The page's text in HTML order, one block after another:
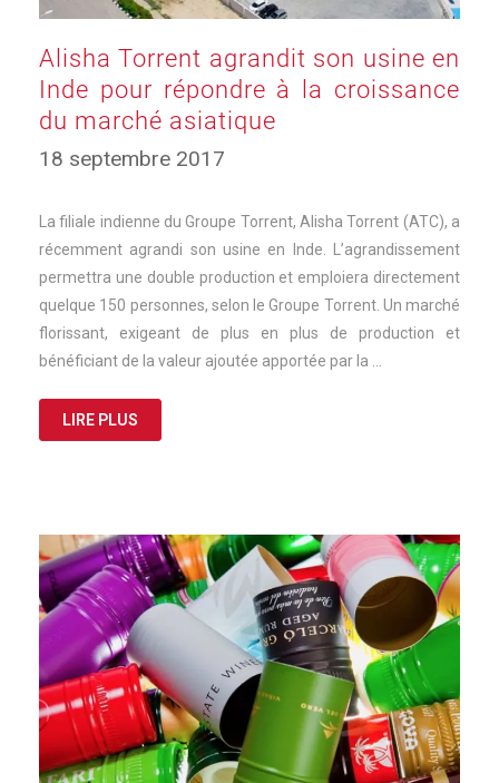
Alisha Torrent agrandit son usine en
Inde pour répondre à la croissance
du marché asiatique
18 septembre 2017
La filiale indienne du Groupe Torrent, Alisha Torrent (ATC), a
récemment agrandi son usine en Inde. L’agrandissement
permettra une double production et emploiera directement
quelque 150 personnes, selon le Groupe Torrent. Un marché
florissant, exigeant de plus en plus de production et
bénéficiant de la valeur ajoutée apportée par la …
LIRE PLUS